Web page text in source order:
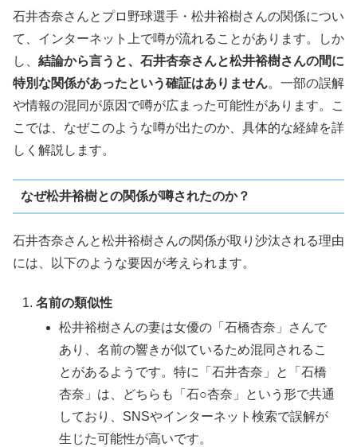
石井杏奈さんとプロ野球選手・松井裕樹さんの関係につい
て、インターネット上で噂が流れることがあります。しか
し、 結論から言うと、石井杏奈さんと松井裕樹さんの間に
特別な関係があったという確証はありません。一部の誤解
や情報の混同が原因で噂が広まった可能性があります。こ
こでは、なぜこのような噂が出たのか、具体的な経緯を詳
しく解説します。
なぜ松井裕樹との関係が噂されたのか？
石井杏奈さんと松井裕樹さんの関係が取り沙汰される理由
には、以下のような要因が考えられます。
名前の類似性
松井裕樹さんの妻は女優の「石橋杏奈」さんで
あり、名前の響きが似ているため混同されるこ
とがあるようです。特に「石井杏奈」と「石橋
杏奈」は、どちらも「石○杏奈」という形で共通
しており、SNSやインターネット検索で誤解が
生じた可能性が高いです。